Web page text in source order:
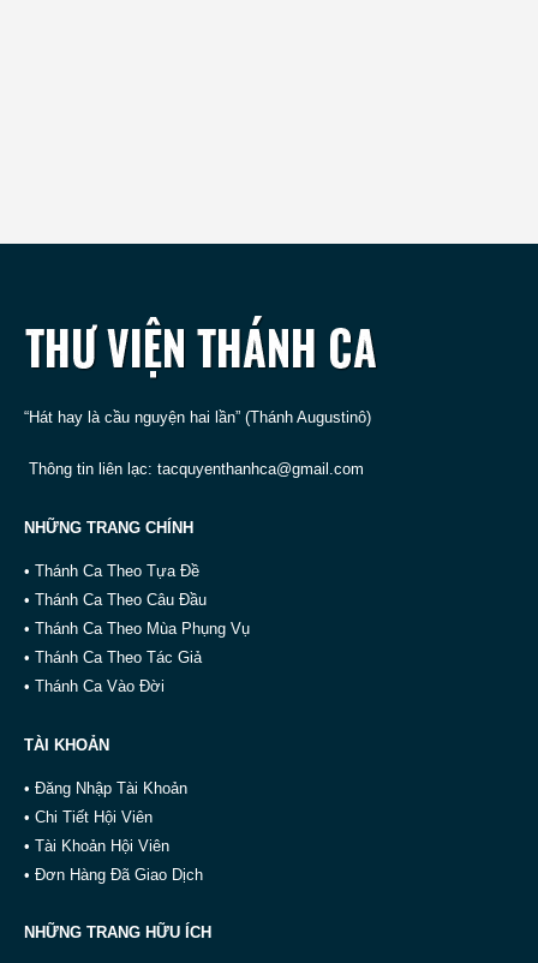
“Hát hay là cầu nguyện hai lần” (Thánh Augustinô)
Thông tin liên lạc: tacquyenthanhca@gmail.com
NHỮNG TRANG CHÍNH
• Thánh Ca Theo Tựa Đề
• Thánh Ca Theo Câu Đầu
• Thánh Ca Theo Mùa Phụng Vụ
• Thánh Ca Theo Tác Giả
• Thánh Ca Vào Đời
TÀI KHOẢN
• Đăng Nhập Tài Khoản
• Chi Tiết Hội Viên
• Tài Khoản Hội Viên
• Đơn Hàng Đã Giao Dịch
NHỮNG TRANG HỮU ÍCH